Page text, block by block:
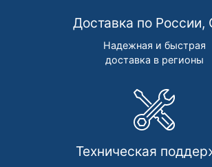
Доставка по России,
Надежная и быстрая
доставка в регионы
Техническая